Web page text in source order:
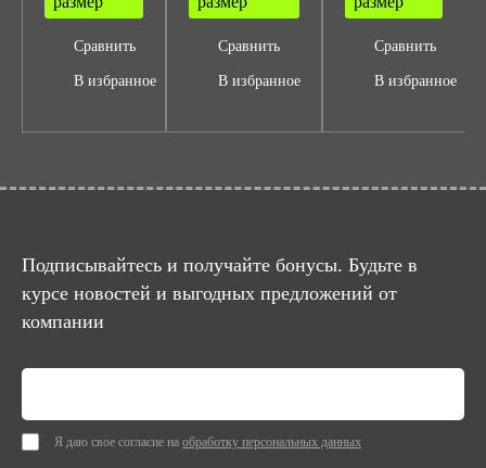
Сравнить
В избранное
Сравнить
В избранное
Сравнить
В избранное
Подписывайтесь и получайте бонусы. Будьте в
курсе новостей и выгодных предложений от
компании
Я даю свое согласие на обработку персональных данных